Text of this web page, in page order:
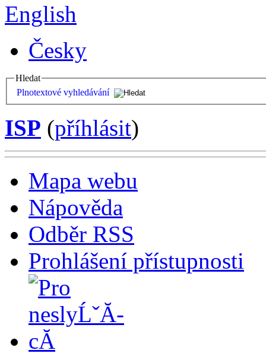
English
Česky
Hledat
Plnotextové vyhledávání
ISP (příhlásit)
Mapa webu
Nápověda
Odběr RSS
Prohlášení přístupnosti